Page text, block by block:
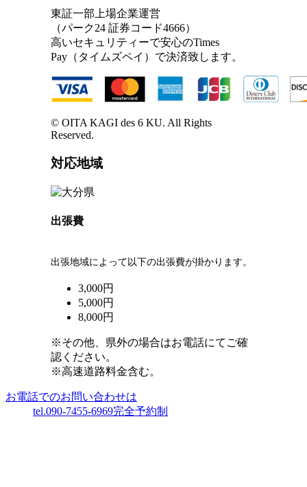
東証一部上場企業運営
（パーク24 証券コード4666）
高いセキュリティーで安心のTimes
Pay（タイムズペイ）で決済致します。
© OITA KAGI des 6 KU. All Rights
Reserved.
対応地域
出張費
出張地域によって以下の出張費が掛かります。
3,000円
5,000円
8,000円
※その他、県外の場合はお電話にてご確
認ください。
※高速道路料金含む。
お電話でのお問い合わせは
tel.090-7455-6969完全予約制